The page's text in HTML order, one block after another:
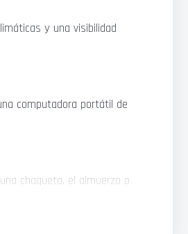
y una visibilidad
computadora portátil de
chaqueta, el almuerzo o